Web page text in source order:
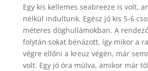
Egy kis kellemes seabreeze is volt,
nélkül indultunk. Egész jó kis 5-6
méteres döghullámokban. A
folytán sokat bénázott, így mikor a
végre ellőni a kreuz végén, már
volt. Egy jó óra múlva, amikor már